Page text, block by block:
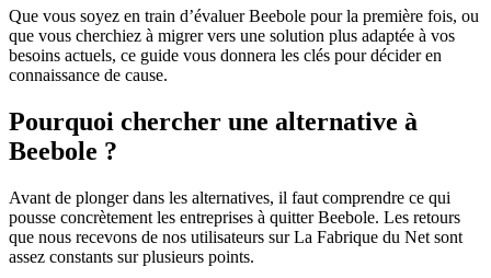
Que vous soyez en train d’évaluer Beebole pour la première fois, ou
que vous cherchiez à migrer vers une solution plus adaptée à vos
besoins actuels, ce guide vous donnera les clés pour décider en
connaissance de cause.
Pourquoi chercher une alternative à
Beebole ?
Avant de plonger dans les alternatives, il faut comprendre ce qui
pousse concrètement les entreprises à quitter Beebole. Les retours
que nous recevons de nos utilisateurs sur La Fabrique du Net sont
assez constants sur plusieurs points.